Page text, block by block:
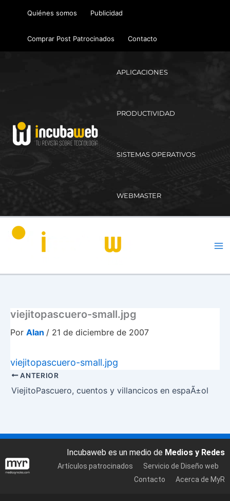
Quiénes somos Publicidad
Comprar Post Patrocinados Contacto
APLICACIONES
PRODUCTIVIDAD
SISTEMAS OPERATIVOS
WEBMASTER
viejitopascuero-small.jpg
Por Alan / 21 de diciembre de 2007
viejitopascuero-small.jpg
ANTERIOR
ViejitoPascuero, cuentos y villancicos en espaÃ±ol
Incubaweb es un medio de Medios y Redes
Artículos patrocinados
Servicio de Diseño web
Contacto
Acerca de MyR